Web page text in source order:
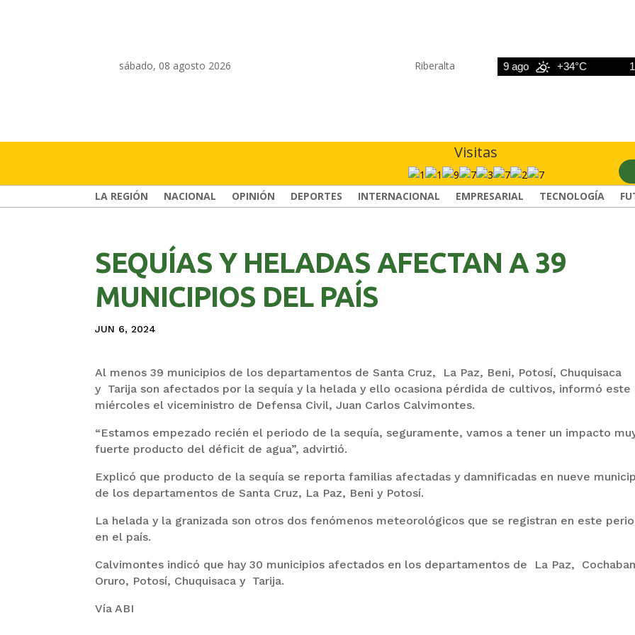
sábado, 08 agosto 2026 Riberalta
+33°C 9 ago +34°C 10
Visitas
LA REGIÓN NACIONAL OPINIÓN DEPORTES INTERNACIONAL EMPRESARIAL TECNOLOGÍA
SEQUÍAS Y HELADAS AFECTAN A 39
MUNICIPIOS DEL PAÍS
JUN 6, 2024
Al menos 39 municipios de los departamentos de Santa Cruz, La Paz, Beni, Potosí, Chuquisaca
y Tarija son afectados por la sequía y la helada y ello ocasiona pérdida de cultivos, informó este
miércoles el viceministro de Defensa Civil, Juan Carlos Calvimontes.
“Estamos empezado recién el periodo de la sequía, seguramente, vamos a tener un impacto
fuerte producto del déficit de agua”, advirtió.
Explicó que producto de la sequía se reporta familias afectadas y damnificadas en nueve
de los departamentos de Santa Cruz, La Paz, Beni y Potosí.
La helada y la granizada son otros dos fenómenos meteorológicos que se registran en este
en el país.
Calvimontes indicó que hay 30 municipios afectados en los departamentos de La Paz,
Oruro, Potosí, Chuquisaca y Tarija.
Vía ABI